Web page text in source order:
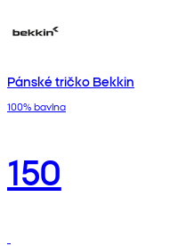
Pánské tričko Bekkin
100% bavlna
150